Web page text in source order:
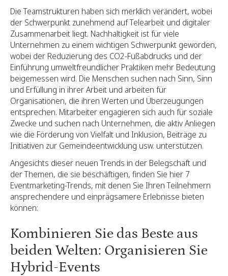
Die Teamstrukturen haben sich merklich verändert, wobei
der Schwerpunkt zunehmend auf Telearbeit und digitaler
Zusammenarbeit liegt. Nachhaltigkeit ist für viele
Unternehmen zu einem wichtigen Schwerpunkt geworden,
wobei der Reduzierung des CO2-Fußabdrucks und der
Einführung umweltfreundlicher Praktiken mehr Bedeutung
beigemessen wird. Die Menschen suchen nach Sinn, Sinn
und Erfüllung in ihrer Arbeit und arbeiten für
Organisationen, die ihren Werten und Überzeugungen
entsprechen. Mitarbeiter engagieren sich auch für soziale
Zwecke und suchen nach Unternehmen, die aktiv Anliegen
wie die Förderung von Vielfalt und Inklusion, Beiträge zu
Initiativen zur Gemeindeentwicklung usw. unterstützen.
Angesichts dieser neuen Trends in der Belegschaft und
der Themen, die sie beschäftigen, finden Sie hier 7
Eventmarketing-Trends, mit denen Sie Ihren Teilnehmern
ansprechendere und einprägsamere Erlebnisse bieten
können:
Kombinieren Sie das Beste aus
beiden Welten: Organisieren Sie
Hybrid-Events